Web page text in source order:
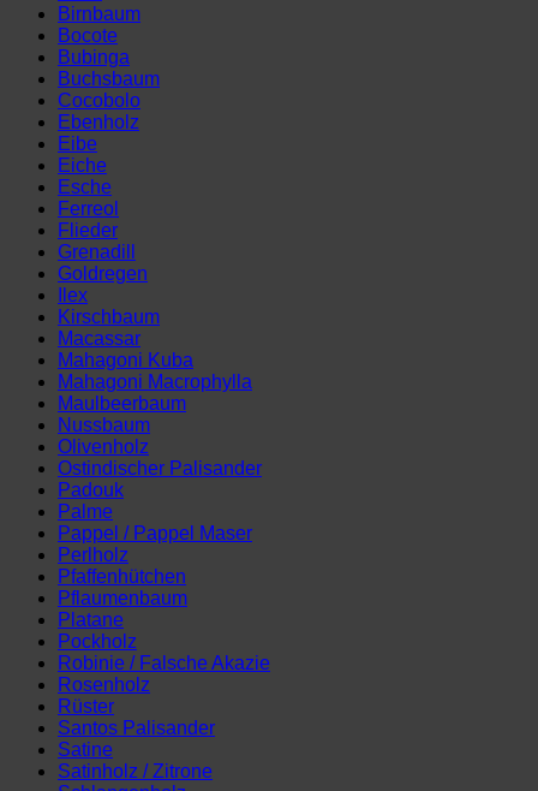
Birnbaum
Bocote
Bubinga
Buchsbaum
Cocobolo
Ebenholz
Eibe
Eiche
Esche
Ferreol
Flieder
Grenadill
Goldregen
Ilex
Kirschbaum
Macassar
Mahagoni Kuba
Mahagoni Macrophylla
Maulbeerbaum
Nussbaum
Olivenholz
Ostindischer Palisander
Padouk
Palme
Pappel / Pappel Maser
Perlholz
Pfaffenhütchen
Pflaumenbaum
Platane
Pockholz
Robinie / Falsche Akazie
Rosenholz
Rüster
Santos Palisander
Satine
Satinholz / Zitrone